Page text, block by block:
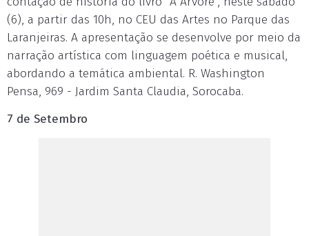
(6), a partir das 10h, no CEU das Artes no Parque das
Laranjeiras. A apresentação se desenvolve por meio da
narração artística com linguagem poética e musical,
abordando a temática ambiental. R. Washington
Pensa, 969 - Jardim Santa Claudia, Sorocaba.
7 de Setembro